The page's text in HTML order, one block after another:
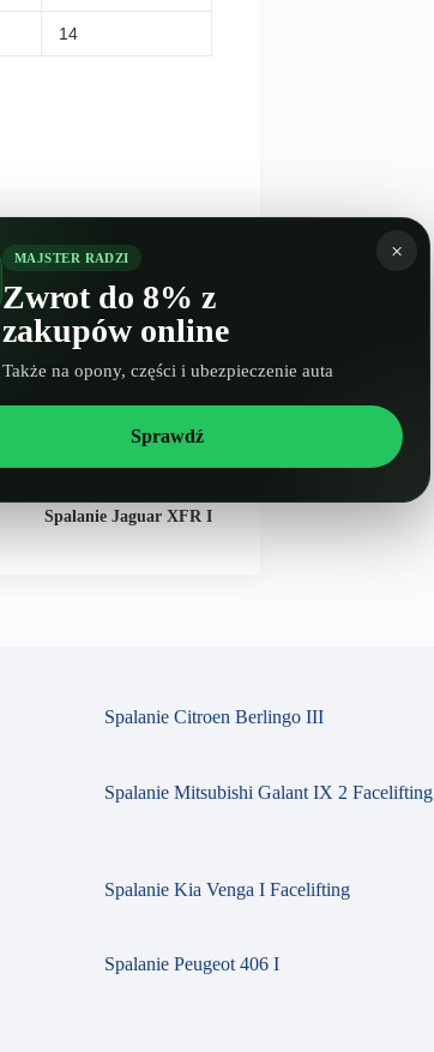
14
Spalanie Jaguar XFR I
Spalanie Citroen Berlingo III
Spalanie Mitsubishi Galant IX 2 Facelifting
Spalanie Kia Venga I Facelifting
Spalanie Peugeot 406 I
×
MAJSTER RADZI
Zwrot do 8% z
zakupów online
Także na opony, części i ubezpieczenie auta
Sprawdź